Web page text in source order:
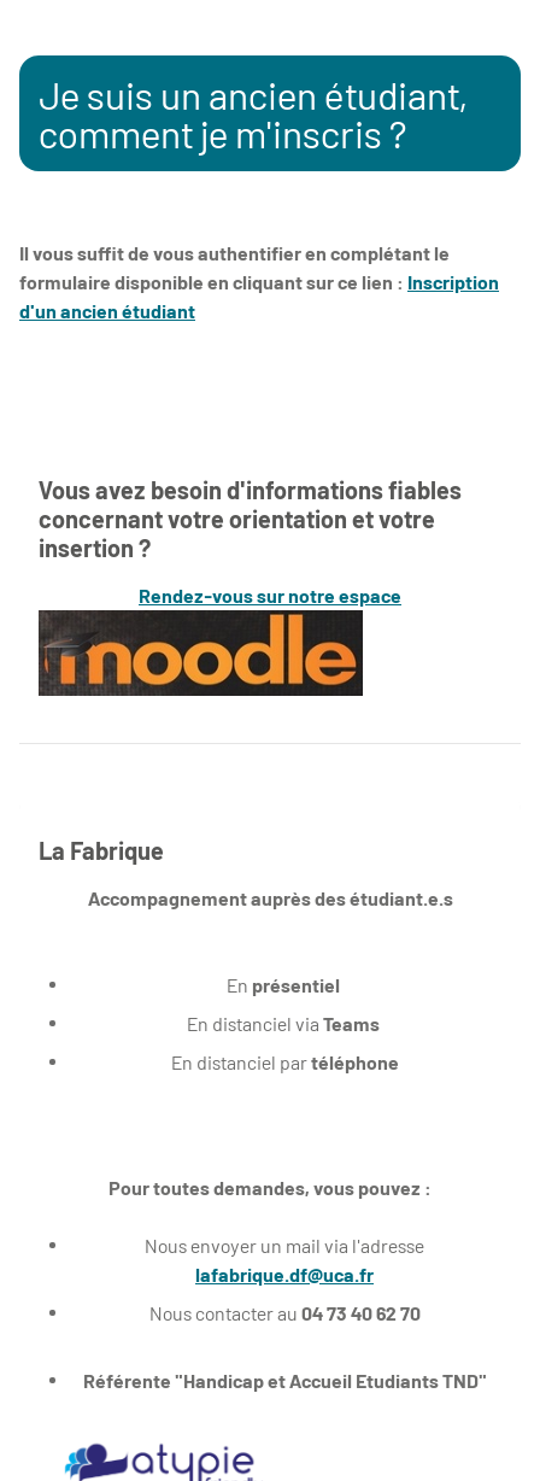
Je suis un ancien étudiant,
comment je m'inscris ?
Il vous suffit de vous authentifier en complétant le
formulaire disponible en cliquant sur ce lien : Inscription
d'un ancien étudiant
Vous avez besoin d'informations fiables
concernant votre orientation et votre
insertion ?
Rendez-vous sur notre espace
La Fabrique
Accompagnement auprès des étudiant.e.s
En présentiel
En distanciel via Teams
En distanciel partéléphone
Pour toutes demandes, vous pouvez :
Nous envoyer un mail via l'adresse
lafabrique.df@uca.fr
Nous contacter au 04 73 40 62 70
Référente "Handicap et Accueil Etudiants TND"